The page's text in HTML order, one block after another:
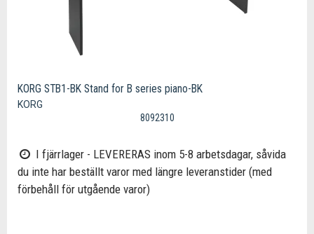
KORG STB1-BK Stand for B series piano-BK
KORG
8092310
I fjärrlager - LEVERERAS inom 5-8 arbetsdagar, såvida
du inte har beställt varor med längre leveranstider (med
förbehåll för utgående varor)